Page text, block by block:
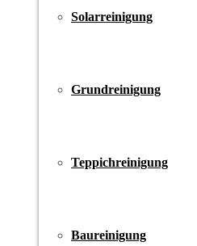
Solarreinigung
Grundreinigung
Teppichreinigung
Baureinigung